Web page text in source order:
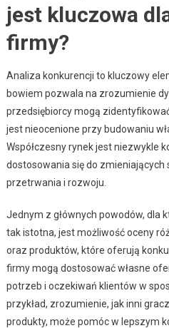
jest kluczowa
firmy?
Analiza konkurencji to kluczowy
bowiem pozwala na zrozumienie
przedsiębiorcy mogą
jest nieocenione przy budowaniu
Współczesny rynek jest niezwykle
dostosowania się do zmieniających
przetrwania i rozwoju.
Jednym z głównych powodów, dla
tak istotna, jest możliwość oceny
oraz produktów, które oferują
firmy mogą dostosować własne
potrzeb i oczekiwań klientów w
przykład, zrozumienie, jak inni
produkty, może pomóc w lepszym